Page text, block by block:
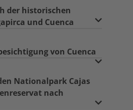
der historischen
und Cuenca
von Cuenca
Nationalpark Cajas
nach